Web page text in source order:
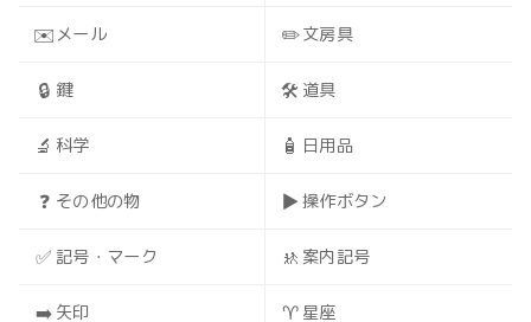
✉️ メール ✏️文房具
🔒 鍵 🛠️ 道具
🔬 科学 🧴 日用品
❓ その他の物 ▶️ 操作ボタン
✅ 記号・マーク 🚸 案内記号
➡️ 矢印 ♈ 星座